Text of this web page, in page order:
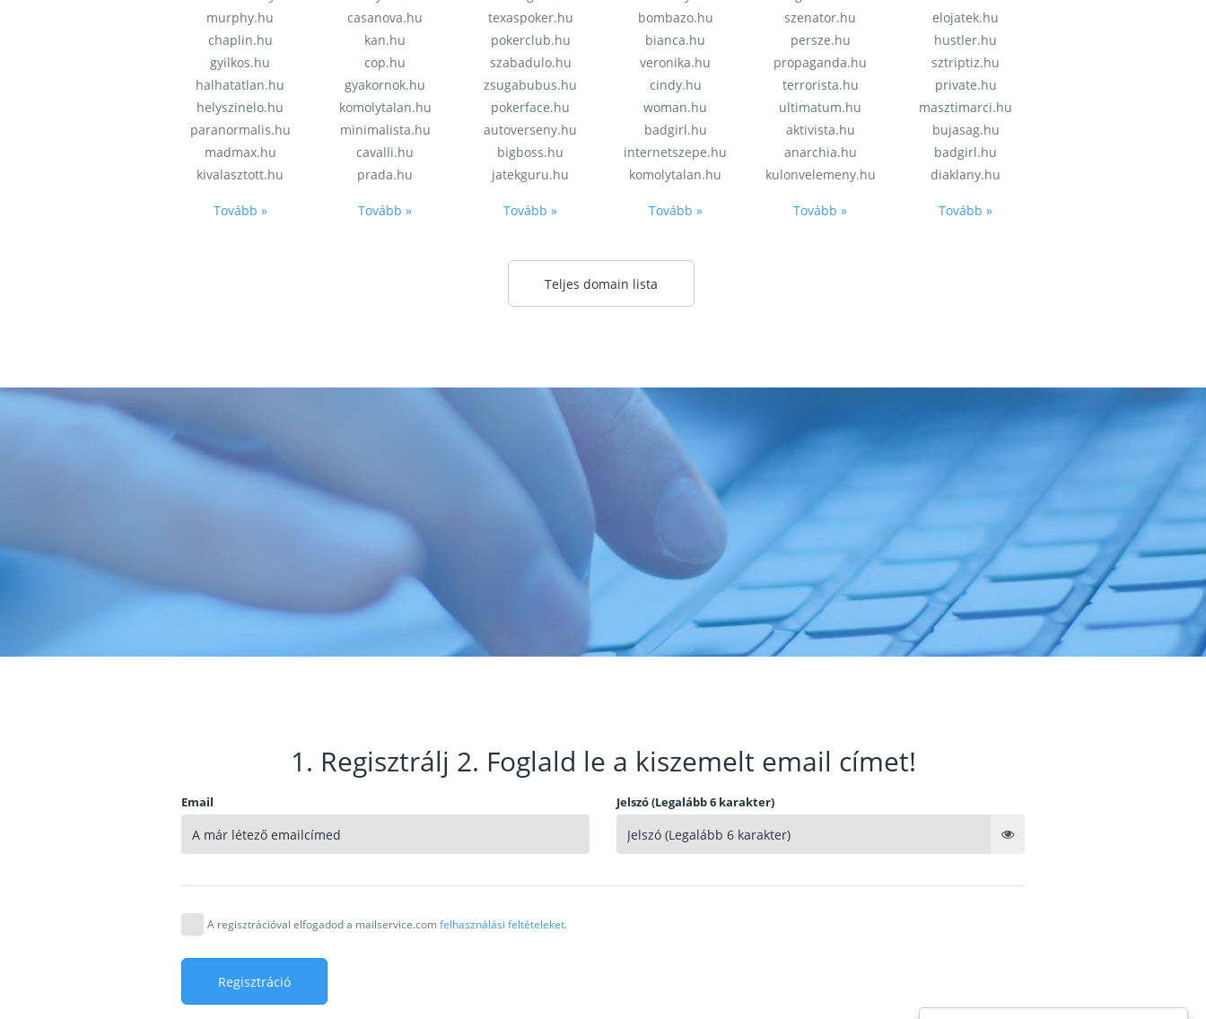
murphy.hu
chaplin.hu
gyilkos.hu
halhatatlan.hu
helyszinelo.hu
paranormalis.hu
madmax.hu
kivalasztott.hu
Tovább »
casanova.hu
kan.hu
cop.hu
gyakornok.hu
komolytalan.hu
minimalista.hu
cavalli.hu
prada.hu
Tovább »
texaspoker.hu
pokerclub.hu
szabadulo.hu
zsugabubus.hu
pokerface.hu
autoverseny.hu
bigboss.hu
jatekguru.hu
Tovább »
bombazo.hu
bianca.hu
veronika.hu
cindy.hu
woman.hu
badgirl.hu
internetszepe.hu
komolytalan.hu
Tovább »
szenator.hu
persze.hu
propaganda.hu
terrorista.hu
ultimatum.hu
aktivista.hu
anarchia.hu
kulonvelemeny.hu
Tovább »
elojatek.hu
hustler.hu
sztriptiz.hu
private.hu
masztimarci.hu
bujasag.hu
badgirl.hu
diaklany.hu
Tovább »
Teljes domain lista
1. Regisztrálj 2. Foglald le a kiszemelt email címet!
Email Jelszó (Legalább 6 karakter)
A regisztrációval elfogadod a mailservice.comfelhasználási feltételeket.
Regisztráció